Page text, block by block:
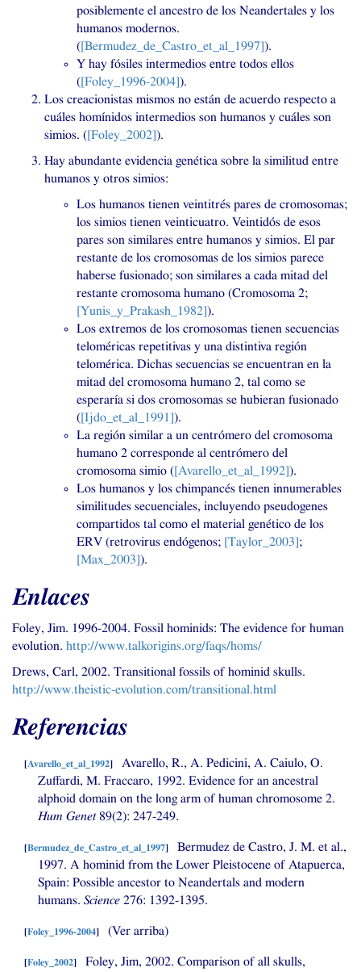
posiblemente el ancestro de los Neandertales y los
humanos modernos.
([Bermudez_de_Castro_et_al_1997]).
Y hay fósiles intermedios entre todos ellos
([Foley_1996-2004]).
Los creacionistas mismos no están de acuerdo respecto a
cuáles homínidos intermedios son humanos y cuáles son
simios. ([Foley_2002]).
Hay abundante evidencia genética sobre la similitud entre
humanos y otros simios:
Los humanos tienen veintitrés pares de cromosomas;
los simios tienen veinticuatro. Veintidós de esos
pares son similares entre humanos y simios. El par
restante de los cromosomas de los simios parece
haberse fusionado; son similares a cada mitad del
restante cromosoma humano (Cromosoma 2;
[Yunis_y_Prakash_1982]).
Los extremos de los cromosomas tienen secuencias
teloméricas repetitivas y una distintiva región
telomérica. Dichas secuencias se encuentran en la
mitad del cromosoma humano 2, tal como se
esperaría si dos cromosomas se hubieran fusionado
([Ijdo_et_al_1991]).
La región similar a un centrómero del cromosoma
humano 2 corresponde al centrómero del
cromosoma simio ([Avarello_et_al_1992]).
Los humanos y los chimpancés tienen innumerables
similitudes secuenciales, incluyendo pseudogenes
compartidos tal como el material genético de los
ERV (retrovirus endógenos; [Taylor_2003];
[Max_2003]).
Enlaces
Foley, Jim. 1996-2004. Fossil hominids: The evidence for human
evolution. http://www.talkorigins.org/faqs/homs/
Drews, Carl, 2002. Transitional fossils of hominid skulls.
http://www.theistic-evolution.com/transitional.html
Referencias
[Avarello_et_al_1992]
Avarello, R., A. Pedicini, A. Caiulo, O.
Zuffardi, M. Fraccaro, 1992. Evidence for an ancestral
alphoid domain on the long arm of human chromosome 2.
Hum Genet89(2): 247-249.
[Bermudez_de_Castro_et_al_1997] Bermudez de Castro,J. M. et al.,
1997. A hominid from the Lower Pleistocene of Atapuerca,
Spain: Possible ancestor to Neandertals and modern
humans. Science 276: 1392-1395.
[Foley_1996-2004] (Ver arriba)
[Foley_2002]
Foley, Jim, 2002. Comparison of all skulls,